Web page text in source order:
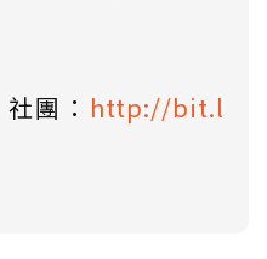
團： http://bit.l